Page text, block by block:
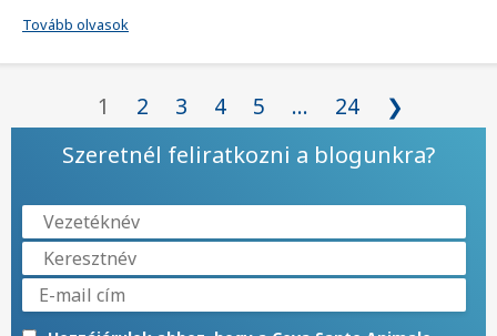
Tovább olvasok
1 2 3 4 5 ... 24
❯
Szeretnél feliratkozni a blogunkra?